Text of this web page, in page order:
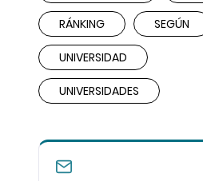
RÁNKING SEGÚN
UNIVERSIDAD
UNIVERSIDADES